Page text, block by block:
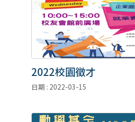
2022校園徵才
日期 : 2022-03-15